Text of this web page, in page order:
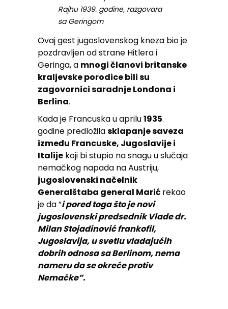
Rajhu 1939. godine, razgovara
sa Geringom
Ovaj gest jugoslovenskog kneza bio je
pozdravljen od strane Hitlera i
Geringa, a mnogi članovi britanske
kraljevske porodice bili su
zagovornici saradnje Londona i
Berlina.
Kada je Francuska u aprilu1935.
godine predložilasklapanje saveza
između Francuske, Jugoslavije i
Italije koji bi stupio na snagu u slučaja
nemačkog napada na Austriju,
jugoslovenski načelnik
Generalštaba general Marić rekao
je da ”i pored toga što je novi
jugoslovenski predsednik Vlade dr.
Milan Stojadinović frankofil,
Jugoslavija, u svetlu vladajućih
dobrih odnosa sa Berlinom, nema
nameru da se okreće protiv
Nemačke”.